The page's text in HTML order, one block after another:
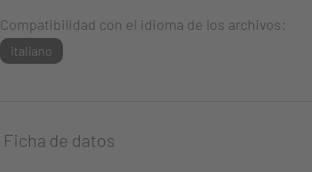
Compatibilidad con el idioma de los archivos:
italiano
Ficha de datos